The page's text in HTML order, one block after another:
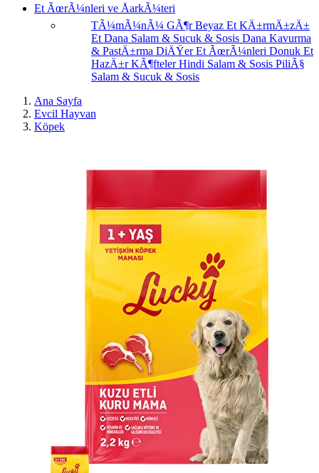
Et ÃœrÃ¼nleri ve ÅarkÃ¼teri
TÃ¼mÃ¼nÃ¼ GÃ¶rBeyaz Et KÄ±rmÄ±zÄ±
Et Dana Salam & Sucuk & Sosis Dana Kavurma
& PastÄ±rma DiÄŸer Et ÃœrÃ¼nleri Donuk Et
HazÄ±r KÃ¶ftelerHindi Salam & Sosis PiliÃ§
Salam & Sucuk & Sosis
Ana Sayfa
Evcil Hayvan
Köpek